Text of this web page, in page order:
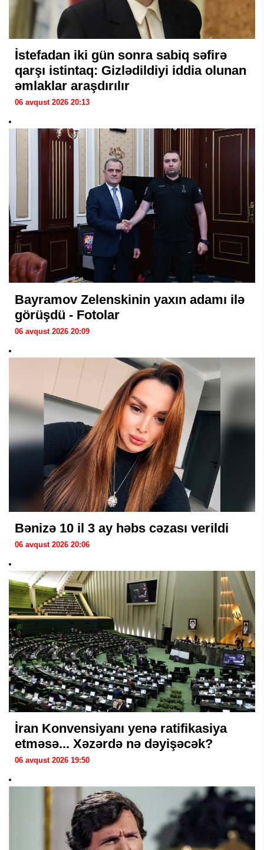
İstefadan iki gün sonra sabiq səfirə
qarşı istintaq: Gizlədildiyi iddia olunan
əmlaklar araşdırılır
06 avqust 2026 20:13
Bayramov Zelenskinin yaxın adamı ilə
görüşdü - Fotolar
06 avqust 2026 20:09
Bənizə 10 il 3 ay həbs cəzası verildi
06 avqust 2026 20:06
İran Konvensiyanı yenə ratifikasiya
etməsə... Xəzərdə nə dəyişəcək?
06 avqust 2026 19:50